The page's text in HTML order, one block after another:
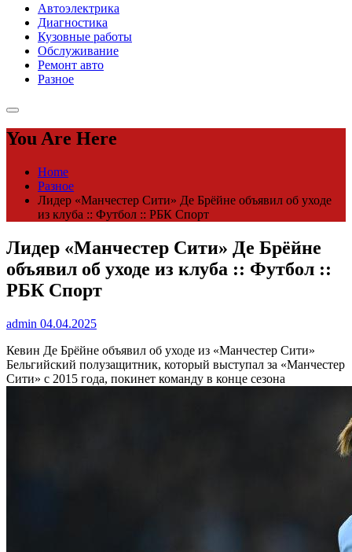
Автоэлектрика
Диагностика
Кузовные работы
Обслуживание
Ремонт авто
Разное
You Are Here
Home
Разное
Лидер «Манчестер Сити» Де Брёйне объявил об уходе
из клуба :: Футбол :: РБК Спорт
Лидер «Манчестер Сити» Де Брёйне
объявил об уходе из клуба :: Футбол ::
РБК Спорт
admin 04.04.2025
Кевин Де Брёйне объявил об уходе из «Манчестер Сити»
Бельгийский полузащитник, который выступал за «Манчестер
Сити» с 2015 года, покинет команду в конце сезона